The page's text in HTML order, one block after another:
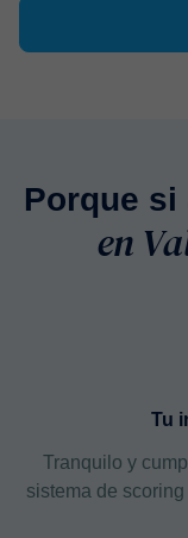
Porque si
en
Tu
Tranquilo y
sistema de